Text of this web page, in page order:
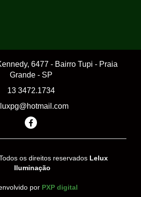
6477 - Bairro Tupi - Praia
Grande - SP
13 3472.1734
os direitos reservados Lelux
Iluminação
por PXP digital